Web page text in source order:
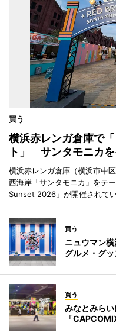
買う
横浜赤レンガ倉庫で
ト」 サンタモニカ
横浜赤レンガ倉庫（横浜市中
西海岸「サンタモニカ」をテ
Sunset 2026」が開催されてい
買う
ニュウマン
グルメ・グ
買う
みなとみら
「